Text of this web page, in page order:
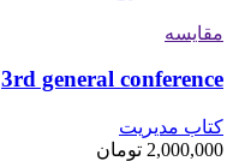
مقایسه
3rd general conference
کتاب مدیریت
2,000,000 تومان